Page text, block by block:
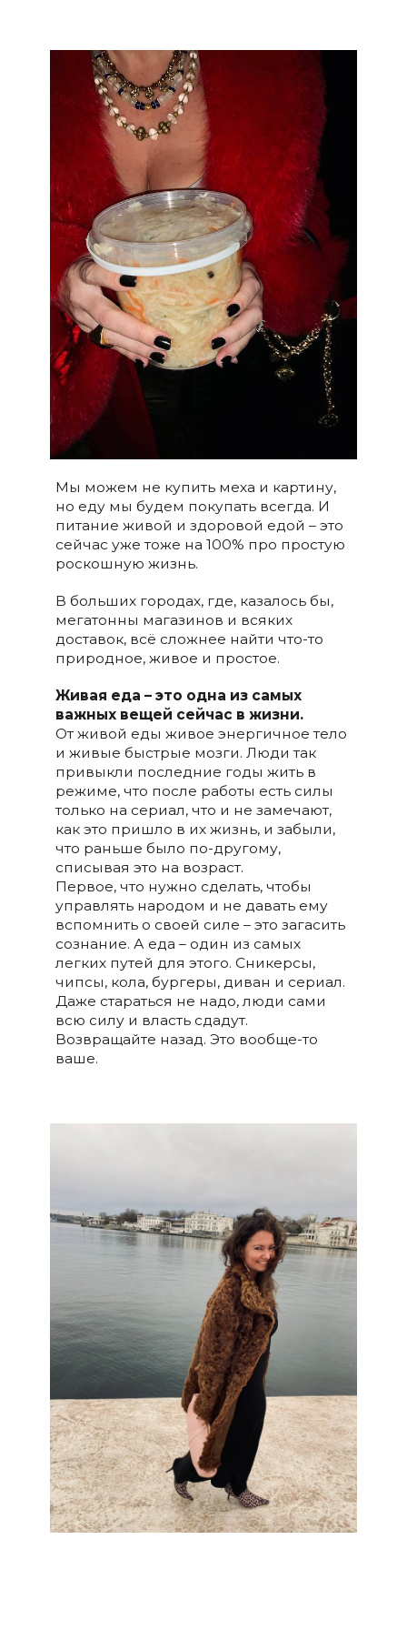
Мы можем не купить меха и картину,
но еду мы будем покупать всегда. И
питание живой и здоровой едой – это
сейчас уже тоже на 100% про простую
роскошную жизнь.
В больших городах, где, казалось бы,
мегатонны магазинов и всяких
доставок, всё сложнее найти что-то
природное, живое и простое.
Живая еда – это одна из самых
важных вещей сейчас в жизни.
От живой еды живое энергичное тело
и живые быстрые мозги. Люди так
привыкли последние годы жить в
режиме, что после работы есть силы
только на сериал, что и не замечают,
как это пришло в их жизнь, и забыли,
что раньше было по-другому,
списывая это на возраст.
Первое, что нужно сделать, чтобы
управлять народом и не давать ему
вспомнить о своей силе – это загасить
сознание. А еда – один из самых
легких путей для этого. Сникерсы,
чипсы, кола, бургеры, диван и сериал.
Даже стараться не надо, люди сами
всю силу и власть сдадут.
Возвращайте назад. Это вообще-то
ваше.